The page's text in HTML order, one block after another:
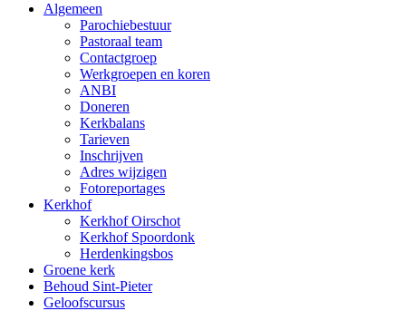
Algemeen
Parochiebestuur
Pastoraal team
Contactgroep
Werkgroepen en koren
ANBI
Doneren
Kerkbalans
Tarieven
Inschrijven
Adres wijzigen
Fotoreportages
Kerkhof
Kerkhof Oirschot
Kerkhof Spoordonk
Herdenkingsbos
Groene kerk
Behoud Sint-Pieter
Geloofscursus